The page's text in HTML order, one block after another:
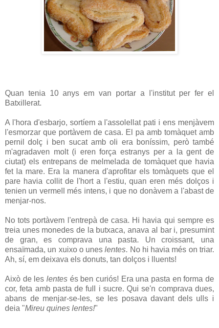
Quan tenia 10 anys em van portar a l'institut per fer el
Batxillerat.
A l'hora d'esbarjo, sortíem a l'assolellat pati i ens menjàvem
l'esmorzar que portàvem de casa. El pa amb tomàquet amb
pernil dolç i ben sucat amb oli era boníssim, però també
m'agradaven molt (i eren força estranys per a la gent de
ciutat) els entrepans de melmelada de tomàquet que havia
fet la mare. Era la manera d'aprofitar els tomàquets que el
pare havia collit de l'hort a l'estiu, quan eren més dolços i
tenien un vermell més intens, i que no donàvem a l'abast de
menjar-nos.
No tots portàvem l'entrepà de casa. Hi havia qui sempre es
treia unes monedes de la butxaca, anava al bar i, presumint
de gran, es comprava una pasta. Un croissant, una
ensaïmada, un xuixo o unes lentes. No hi havia més on triar.
Ah, sí, em deixava els donuts, tan dolços i lluents!
Això de les lentes és ben curiós! Era una pasta en forma de
cor, feta amb pasta de full i sucre. Qui se'n comprava dues,
abans de menjar-se-les, se les posava davant dels ulls i
deia "Mireu quines lentes!"